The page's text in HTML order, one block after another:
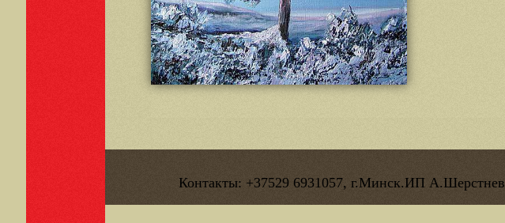
Контакты: +37529 6931057, г.Минск.ИП А.Шерстнев